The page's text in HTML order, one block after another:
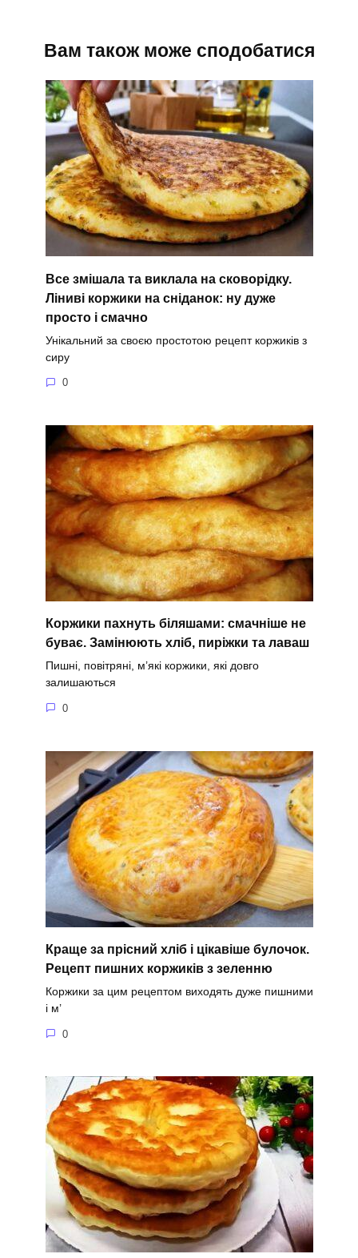
Вам також може сподобатися
Все змішала та виклала на сковорідку.
Ліниві коржики на сніданок: ну дуже
просто і смачно
Унікальний за своєю простотою рецепт коржиків з
сиру
0
Коржики пахнуть біляшами: смачніше не
буває. Замінюють хліб, пиріжки та лаваш
Пишні, повітряні, м’які коржики, які довго
залишаються
0
Краще за прісний хліб і цікавіше булочок.
Рецепт пишних коржиків з зеленню
Коржики за цим рецептом виходять дуже пишними
і м’
0